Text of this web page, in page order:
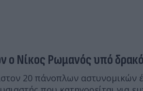
ο Νίκος Ρωμανός υπό
20 πάνοπλων αστυνομικών